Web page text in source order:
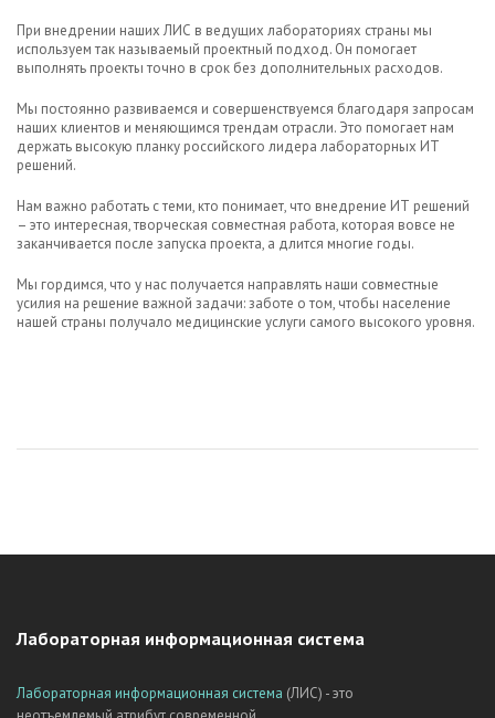
При внедрении наших ЛИС в ведущих лабораториях страны мы
используем так называемый проектный подход. Он помогает
выполнять проекты точно в срок без дополнительных расходов.
Мы постоянно развиваемся и совершенствуемся благодаря запросам
наших клиентов и меняющимся трендам отрасли. Это помогает нам
держать высокую планку российского лидера лабораторных ИТ
решений.
Нам важно работать с теми, кто понимает, что внедрение ИТ решений
– это интересная, творческая совместная работа, которая вовсе не
заканчивается после запуска проекта, а длится многие годы.
Мы гордимся, что у нас получается направлять наши совместные
усилия на решение важной задачи: заботе о том, чтобы население
нашей страны получало медицинские услуги самого высокого уровня.
Лабораторная информационная система
Лабораторная информационная система (ЛИС) - это